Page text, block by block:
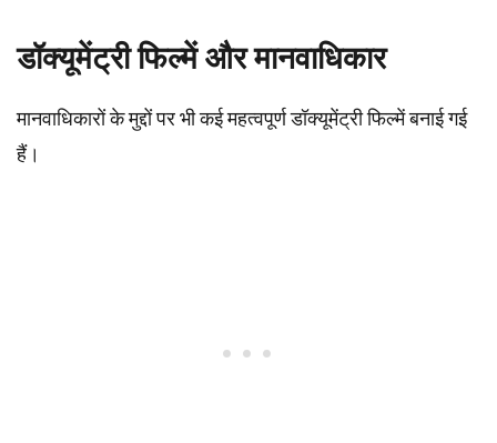
डॉक्यूमेंट्री फिल्में और मानवाधिकार
मानवाधिकारों के मुद्दों पर भी कई महत्वपूर्ण डॉक्यूमेंट्री फिल्में बनाई गई
हैं।